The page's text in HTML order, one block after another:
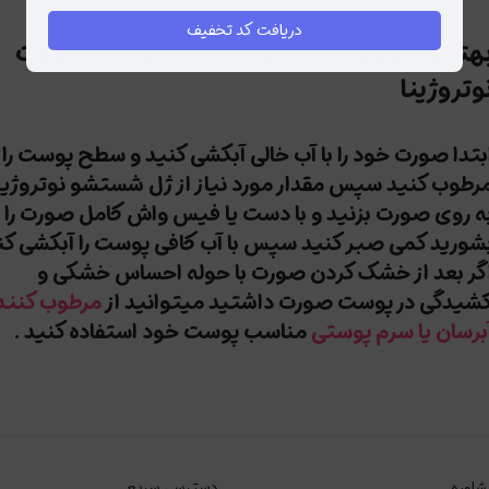
روش مصرف از ژل شستشو گریپ فروت
صورت خود را با آب خالی آبکشی کنید و سطح پوست را
کنید سپس مقدار مورد نیاز از ژل شستشو
روی صورت بزنید و با دست یا فیس واش کامل صورت را
کمی صبر کنید سپس با آب کافی پوست را آبکشی
بعد از خشک کردن صورت با حوله احساس خشکی و
در پوست صورت داشتید میتوانید ازمرطوب
یا سرم پوستیمناسب پوست خود استفاده کنید .
دریافت کد تخفیف